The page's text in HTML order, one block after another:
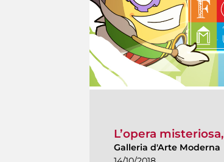
L’opera
Galleria d'Arte Moderna